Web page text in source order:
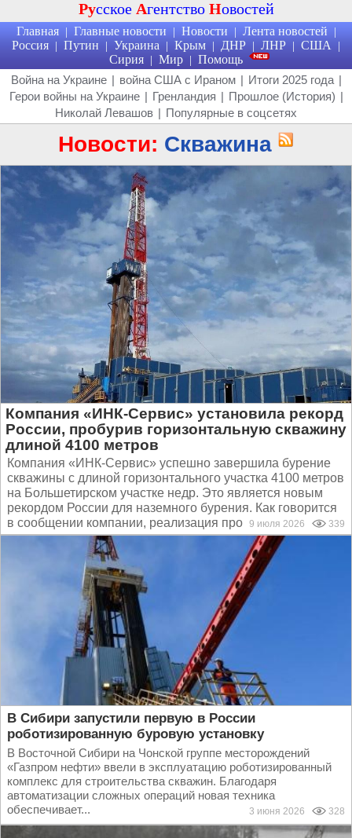
Русское Агентство Новостей
Главная | Главные новости | Новости | Лента новостей |
Россия | Путин | Украина | Крым | ДНР | ЛНР | США |
Сирия | Мир | Помощь
Война на Украине | война США с Ираном | Итоги 2025 года |
Герои войны на Украине | Гренландия | Прошлое (История) |
Николай Левашов | Популярные в соцсетях
Новости: Скважина
Компания «ИНК-Сервис» установила рекорд
России, пробурив горизонтальную скважину
длиной 4100 метров
Компания «ИНК-Сервис» успешно завершила бурение
скважины с длиной горизонтального участка 4100 метров
на Большетирском участке недр. Это является новым
рекордом России для наземного бурения. Как говорится
в сообщении компании, реализация проекта заняла 90...
9 июля 2026 339
В Сибири запустили первую в России
роботизированную буровую установку
В Восточной Сибири на Чонской группе месторождений
«Газпром нефти» ввели в эксплуатацию роботизированный
комплекс для строительства скважин. Благодаря
автоматизации сложных операций новая техника
обеспечивает...
3 июня 2026 328